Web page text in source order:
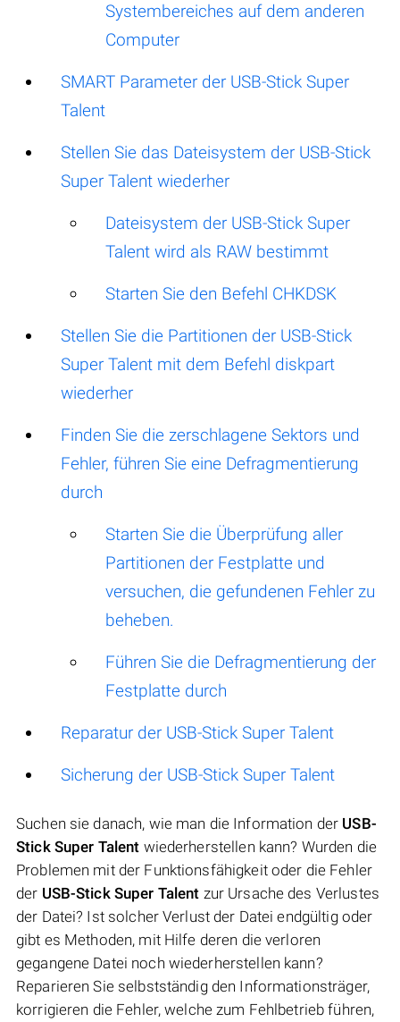
Systembereiches auf dem anderen
Computer
SMART Parameter der USB-Stick Super
Talent
Stellen Sie das Dateisystem der USB-Stick
Super Talent wiederher
Dateisystem der USB-Stick Super
Talent wird als RAW bestimmt
Starten Sie den Befehl CHKDSK
Stellen Sie die Partitionen der USB-Stick
Super Talent mit dem Befehl diskpart
wiederher
Finden Sie die zerschlagene Sektors und
Fehler, führen Sie eine Defragmentierung
durch
Starten Sie die Überprüfung aller
Partitionen der Festplatte und
versuchen, die gefundenen Fehler zu
beheben.
Führen Sie die Defragmentierung der
Festplatte durch
Reparatur der USB-Stick Super Talent
Sicherung der USB-Stick Super Talent
Suchen sie danach, wie man die Information der USB-
Stick Super Talent wiederherstellen kann? Wurden die
Problemen mit der Funktionsfähigkeit oder die Fehler
der USB-Stick Super Talent zur Ursache des Verlustes
der Datei? Ist solcher Verlust der Datei endgültig oder
gibt es Methoden, mit Hilfe deren die verloren
gegangene Datei noch wiederherstellen kann?
Reparieren Sie selbstständig den Informationsträger,
korrigieren die Fehler, welche zum Fehlbetrieb führen,